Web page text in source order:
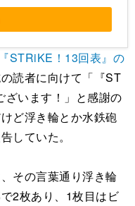
STRiKE！13回表』の
読者に向けて「『ST
います！」と感謝の
ど浮き輪とか水鉄砲
していた。
その言葉通り浮き輪
2枚あり、1枚目はビ